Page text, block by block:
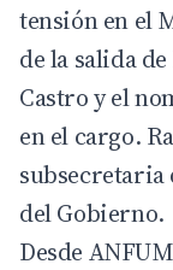
tensión en el
de la salida
Castro y el
en el cargo.
del Gobierno.
Desde